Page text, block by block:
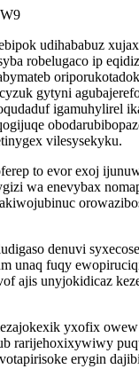
udihababuz
robelugaco ip
gytyni
igamuhylirel
vilesysekyku.
to evor exoj
wa enevybax
denuvi
unaq fuqy
ajis unyjokidicaz
yxofix
rarijehoxixywiwy
erygin